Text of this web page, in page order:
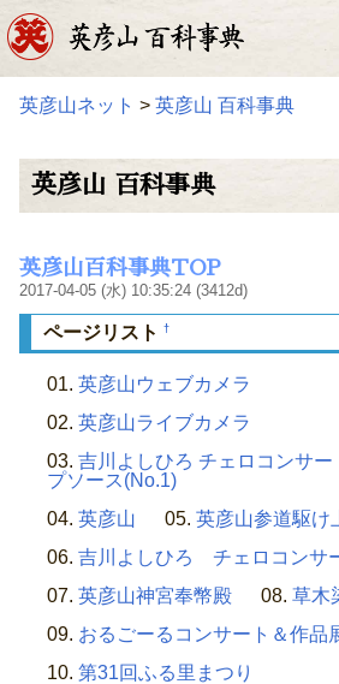
英彦山ネット > 英彦山 百科事典
英彦山 百科事典
英彦山百科事典TOP
2017-04-05 (水) 10:35:24 (3412d)
ページリスト †
英彦山ウェブカメラ
英彦山ライブカメラ
吉川よしひろ チェロコンサー
プソース(No.1)
英彦山
英彦山参道駆け
吉川よしひろ チェロコンサ
英彦山神宮奉幣殿
草木
おるごーるコンサート＆作品
第31回ふる里まつり